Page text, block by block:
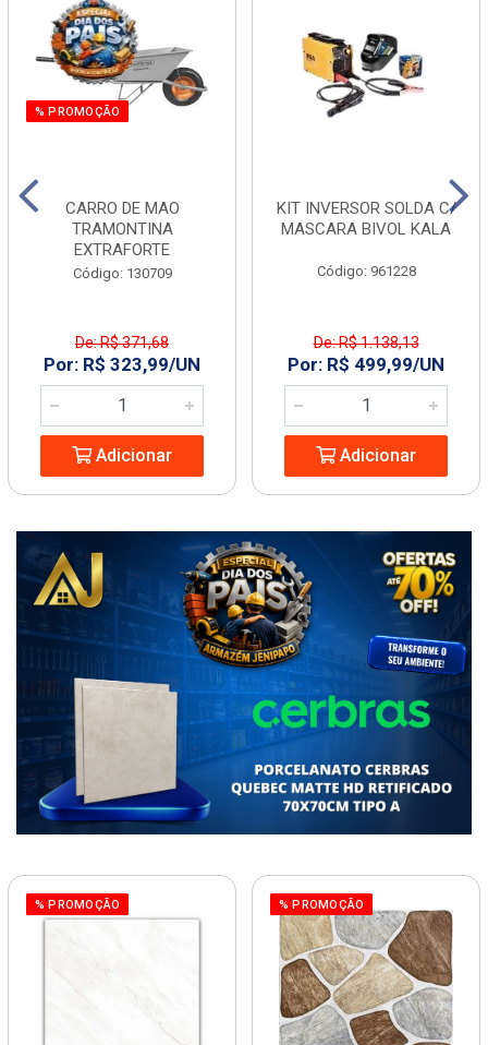
% PROMOÇÃO
CARRO DE MAO
TRAMONTINA
EXTRAFORTE
Código: 130709
De: R$ 371,68
Por: R$ 323,99/UN
Adicionar
KIT INVERSOR SOLDA C/
MASCARA BIVOL KALA
Código: 961228
De: R$ 1.138,13
Por: R$ 499,99/UN
Adicionar
% PROMOÇÃO % PROMOÇÃO